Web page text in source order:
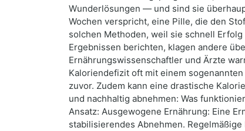
Wunderlösungen — und sind sie
Wochen verspricht, eine Pille, die den
solchen Methoden, weil sie schnell
Ergebnissen berichten, klagen andere
Ernährungswissenschaftler und Ärzte
Kaloriendefizit oft mit einem
zuvor. Zudem kann eine drastische
und nachhaltig abnehmen: Was
Ansatz: Ausgewogene Ernährung: Eine
stabilisierendes Abnehmen.